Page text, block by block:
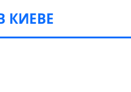
КИЕВЕ